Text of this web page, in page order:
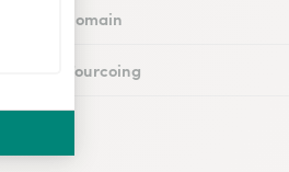
à Somain
à Tourcoing